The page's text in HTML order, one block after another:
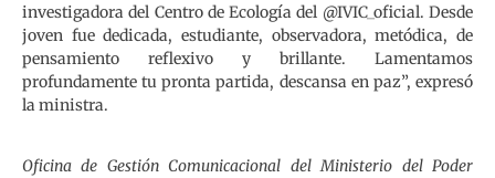
investigadora del Centro de Ecología del @IVIC_oficial. Desde
joven fue dedicada, estudiante, observadora, metódica, de
pensamiento reflexivo y brillante. Lamentamos
profundamente tu pronta partida, descansa en paz”, expresó
la ministra.
Oficina de Gestión Comunicacional del Ministerio del Poder